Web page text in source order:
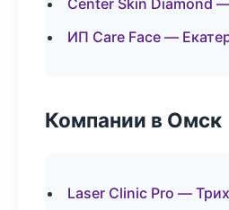
Center Skin Diamond
ИП Care Face —
Компании в Омск
Laser Clinic Pro —